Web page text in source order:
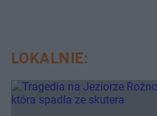
LOKALNIE: